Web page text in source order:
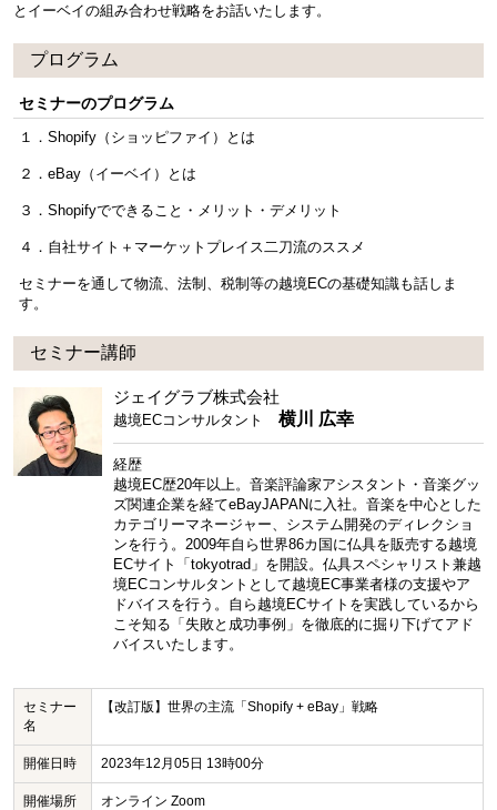
とイーベイの組み合わせ戦略をお話いたします。
プログラム
セミナーのプログラム
１．Shopify（ショッピファイ）とは
２．eBay（イーベイ）とは
３．Shopifyでできること・メリット・デメリット
４．自社サイト＋マーケットプレイス二刀流のススメ
セミナーを通して物流、法制、税制等の越境ECの基礎知識も話しま
す。
セミナー講師
ジェイグラブ株式会社
越境ECコンサルタント 横川 広幸
経歴
越境EC歴20年以上。音楽評論家アシスタント・音楽グッ
ズ関連企業を経てeBayJAPANに入社。音楽を中心とした
カテゴリーマネージャー、システム開発のディレクショ
ンを行う。2009年自ら世界86カ国に仏具を販売する越境
ECサイト「tokyotrad」を開設。仏具スペシャリスト兼越
境ECコンサルタントとして越境EC事業者様の支援やア
ドバイスを行う。自ら越境ECサイトを実践しているから
こそ知る「失敗と成功事例」を徹底的に掘り下げてアド
バイスいたします。
セミナー
名
【改訂版】世界の主流「Shopify + eBay」戦略
開催日時 2023年12月05日 13時00分
開催場所
オンライン Zoom